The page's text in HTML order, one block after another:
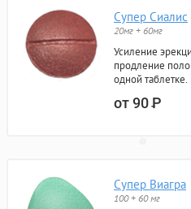
Супер Сиалис
20мг + 60мг
Усиление
продление
одной таблетке.
от 90Р
Супер Виагра
100 + 60 мг